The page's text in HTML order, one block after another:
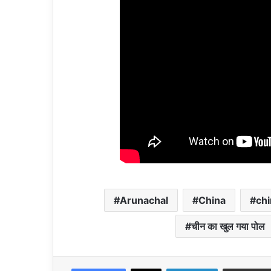
Arunachal China
चीन का खुल गया पोल